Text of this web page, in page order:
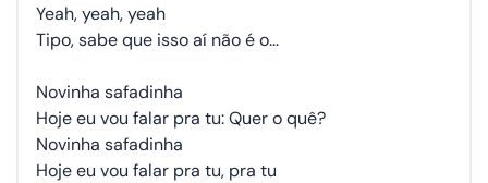
Yeah, yeah, yeah
Tipo, sabe que isso aí não é o...
Novinha safadinha
Hoje eu vou falar pra tu: Quer o quê?
Novinha safadinha
Hoje eu vou falar pra tu, pra tu